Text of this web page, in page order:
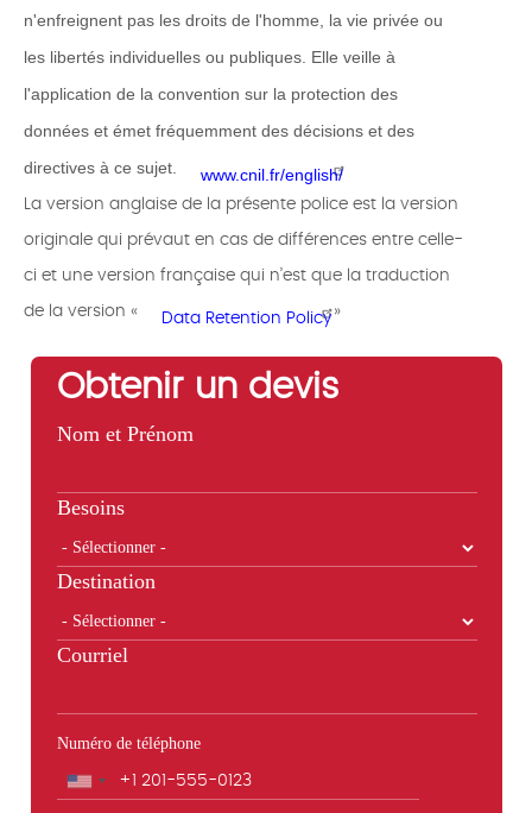
n'enfreignent pas les droits de l'homme, la vie privée ou
les libertés individuelles ou publiques. Elle veille à
l'application de la convention sur la protection des
données et émet fréquemment des décisions et des
directives à ce sujet.
www.cnil.fr/english/
La version anglaise de la présente police est la version
originale qui prévaut en cas de différences entre celle-
ci et une version française qui n’est que la traduction
de la version « Data Retention Policy»
Obtenir un devis
Nom et Prénom
Besoins
Destination
Courriel
Numéro de téléphone
Téléphone